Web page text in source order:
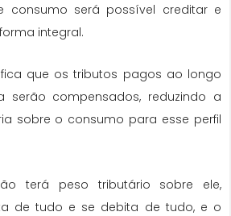
consumo será possível creditar e
integral.
que os tributos pagos ao longo
serão compensados, reduzindo a
sobre o consumo para esse perfil
terá peso tributário sobre ele,
de tudo e se debita de tudo, e o